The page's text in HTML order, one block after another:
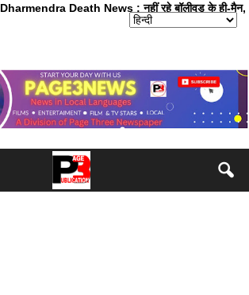
Dharmendra Death News : नहीं रहे बॉलीवुड के ही-मैन,